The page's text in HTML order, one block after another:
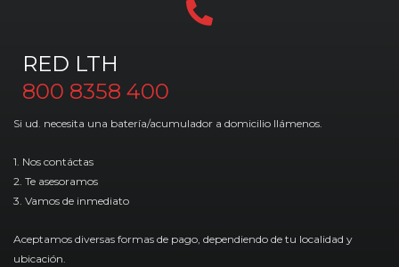
RED LTH
800 8358 400
Si ud. necesita una batería/acumulador a domicilio llámenos.
1. Nos contáctas
2. Te asesoramos
3. Vamos de inmediato
Aceptamos diversas formas de pago, dependiendo de tu localidad y
ubicación.